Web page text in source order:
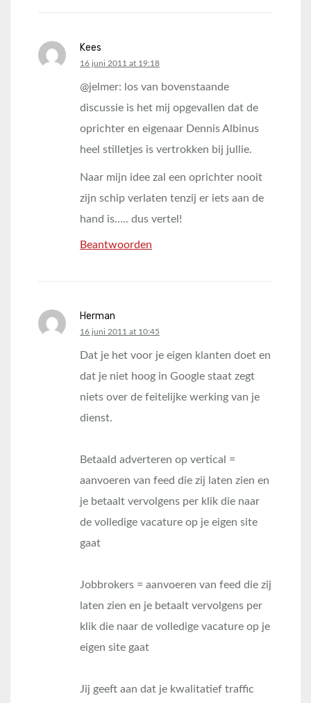
Kees
says:
16 juni 2011 at 19:18
@jelmer: los van bovenstaande
discussie is het mij opgevallen dat de
oprichter en eigenaar Dennis Albinus
heel stilletjes is vertrokken bij jullie.
Naar mijn idee zal een oprichter nooit
zijn schip verlaten tenzij er iets aan de
hand is….. dus vertel!
Beantwoorden
Herman
says:
16 juni 2011 at 10:45
Dat je het voor je eigen klanten doet en
dat je niet hoog in Google staat zegt
niets over de feitelijke werking van je
dienst.
Betaald adverteren op vertical =
aanvoeren van feed die zij laten zien en
je betaalt vervolgens per klik die naar
de volledige vacature op je eigen site
gaat
Jobbrokers = aanvoeren van feed die zij
laten zien en je betaalt vervolgens per
klik die naar de volledige vacature op je
eigen site gaat
Jij geeft aan dat je kwalitatief traffic